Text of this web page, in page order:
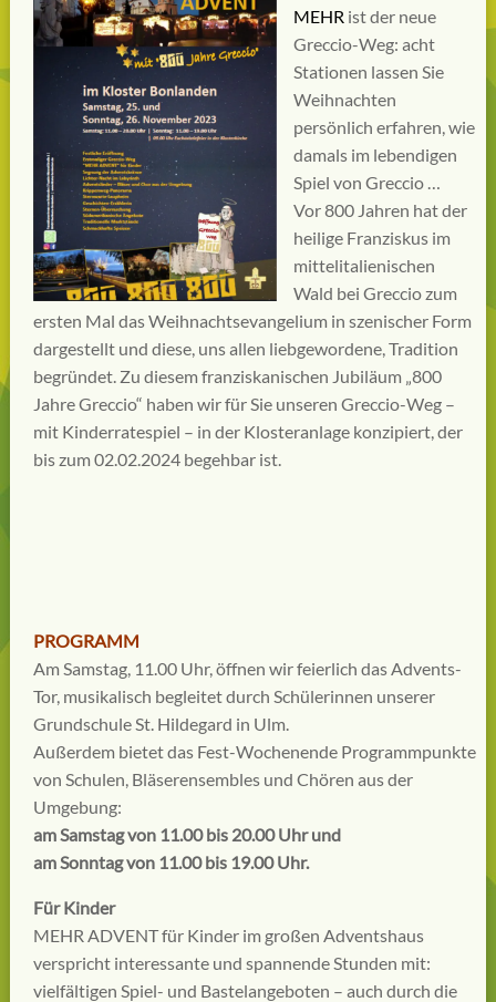
MEHR ist der neue
Greccio-Weg: acht
Stationen lassen Sie
Weihnachten
persönlich erfahren, wie
damals im lebendigen
Spiel von Greccio …
Vor 800 Jahren hat der
heilige Franziskus im
mittelitalienischen
Wald bei Greccio zum
ersten Mal das Weihnachtsevangelium in szenischer Form
dargestellt und diese, uns allen liebgewordene, Tradition
begründet. Zu diesem franziskanischen Jubiläum „800
Jahre Greccio“ haben wir für Sie unseren Greccio-Weg –
mit Kinderratespiel – in der Klosteranlage konzipiert, der
bis zum 02.02.2024 begehbar ist.
PROGRAMM
Am Samstag, 11.00 Uhr, öffnen wir feierlich das Advents-
Tor, musikalisch begleitet durch Schülerinnen unserer
Grundschule St. Hildegard in Ulm.
Außerdem bietet das Fest-Wochenende Programmpunkte
von Schulen, Bläserensembles und Chören aus der
Umgebung:
am Samstag von 11.00 bis 20.00 Uhr und
am Sonntag von 11.00 bis 19.00 Uhr.
Für Kinder
MEHR ADVENT für Kinder im großen Adventshaus
verspricht interessante und spannende Stunden mit:
vielfältigen Spiel- und Bastelangeboten – auch durch die